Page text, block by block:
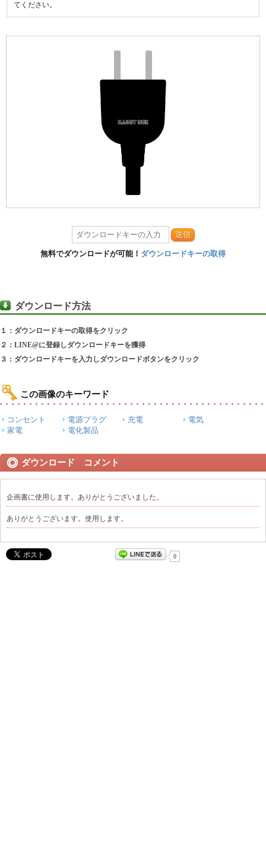
てください。
送信
無料でダウンロードが可能！ ダウンロードキーの取得
ダウンロード方法
１：ダウンロードキーの取得をクリック
２：LINE@に登録しダウンロードキーを獲得
３：ダウンロードキーを入力しダウンロードボタンをクリック
この画像のキーワード
コンセント 電源プラグ 充電
電気
家電
電化製品
ダウンロード コメント
企画書に使用します。ありがとうございました。
ありがとうございます。使用します。
0